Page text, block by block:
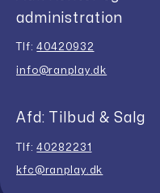
administration
Tlf:40420932
info@ranplay.dk
Afd: Tilbud & Salg
Tlf:40282231
kfc@ranplay.dk